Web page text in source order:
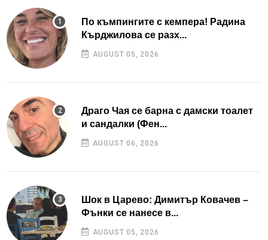
По къмпингите с кемпера! Радина
Кърджилова се разх...
AUGUST 05, 2026
Драго Чая се барна с дамски тоалет
и сандалки (Фен...
AUGUST 06, 2026
Шок в Царево: Димитър Ковачев –
Фънки се нанесе в...
AUGUST 05, 2026